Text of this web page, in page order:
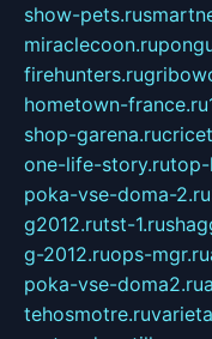
show-pets.ru
miraclecoon.ru
firehunters.ru
hometown-france.ru
shop-garena.ru
one-life-story.rutop-
poka-vse-doma-2.ru
g2012.rutst-1.ru
g-2012.ruops-mgr.ru
poka-vse-doma2.ru
tehosmotre.ru